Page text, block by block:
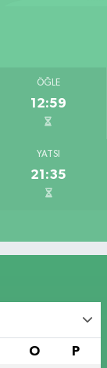
ÖĞLE
12:59
YATSI
21:35
O P